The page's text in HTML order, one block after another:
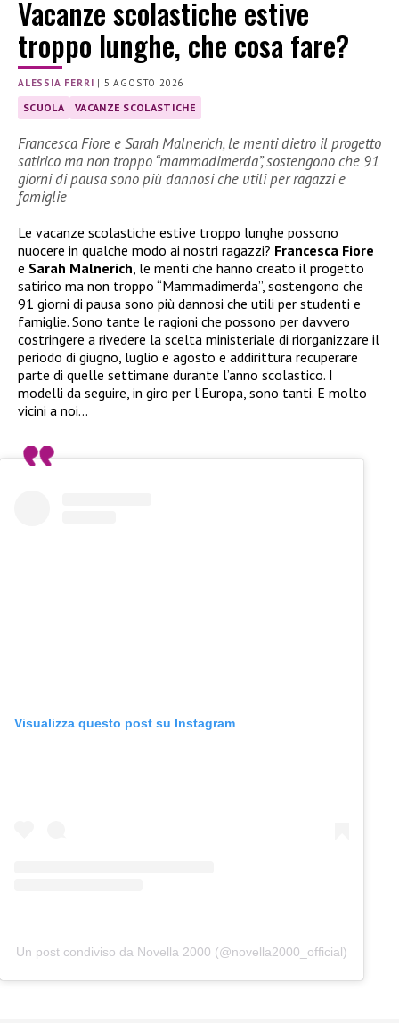
Vacanze scolastiche estive
troppo lunghe, che cosa fare?
ALESSIA FERRI | 5 AGOSTO 2026
SCUOLA VACANZE SCOLASTICHE
Francesca Fiore e Sarah Malnerich, le menti dietro il progetto
satirico ma non troppo “mammadimerda”, sostengono che 91
giorni di pausa sono più dannosi che utili per ragazzi e
famiglie
Le vacanze scolastiche estive troppo lunghe possono
nuocere in qualche modo ai nostri ragazzi? Francesca Fiore
e Sarah Malnerich , le menti che hanno creato il progetto
satirico ma non troppo “Mammadimerda”, sostengono che
91 giorni di pausa sono più dannosi che utili per studenti e
famiglie. Sono tante le ragioni che possono per davvero
costringere a rivedere la scelta ministeriale di riorganizzare il
periodo di giugno, luglio e agosto e addirittura recuperare
parte di quelle settimane durante l’anno scolastico. I
modelli da seguire, in giro per l’Europa, sono tanti. E molto
vicini a noi…
Visualizza questo post su Instagram
Un post condiviso da Novella 2000 (@novella2000_official)